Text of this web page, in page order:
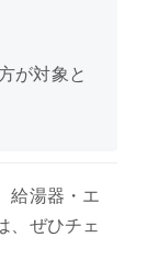
が対象と
給湯器・エ
、ぜひチェ